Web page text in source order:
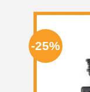
-25%